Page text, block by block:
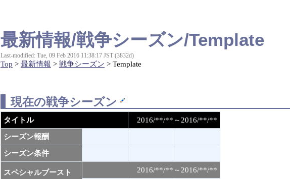
最新情報/戦争シーズン/Template
Last-modified: Tue, 09 Feb 2016 11:38:17 JST (3832d)
Top > 最新情報 > 戦争シーズン > Template
現在の戦争シーズン
タイトル 2016/**/**～2016/**/**
シーズン報酬
シーズン条件
スペシャルブースト 2016/**/**～2016/**/**